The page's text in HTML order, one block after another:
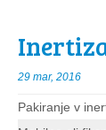
29 mar, 2016
Pakiranje v